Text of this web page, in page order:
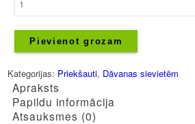
mājas
šefpavārs
daudzums
Pievienot grozam
Kategorijas: Priekšauti, Dāvanas sievietēm
Apraksts
Papildu informācija
Atsauksmes (0)